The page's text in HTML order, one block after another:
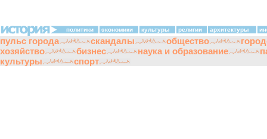
политики экономики культуры религии архитектуры
пульс города скандалы общество
хозяйство
бизнес наука и образование
культуры
спорт